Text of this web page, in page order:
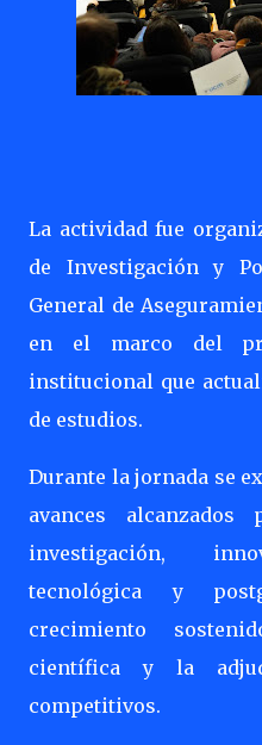
La actividad fue
de Investigación y
General de
en el marco del
institucional que
de estudios.
Durante la jornada se
avances
investigación,
tecnológica y
crecimiento
científica y la
competitivos.